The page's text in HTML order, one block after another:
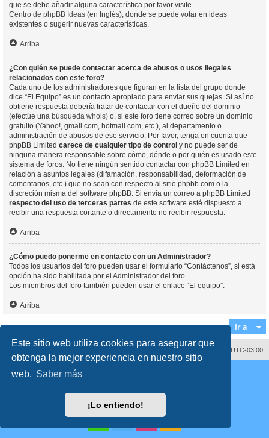
Este sitio web utiliza cookies para asegurar que
obtenga la mejor experiencia en nuestro sitio
web. Saber más
¡Lo entiendo!
que se debe añadir alguna característica por favor visite
Centro de phpBB Ideas (en Inglés), donde se puede votar en ideas
existentes o sugerir nuevas características.
Arriba
¿Con quién se puede contactar acerca de abusos o usos ilegales
relacionados con este foro?
Cada uno de los administradores que figuran en la lista del grupo donde
dice “El Equipo” es un contacto apropiado para enviar sus quejas. Si así no
obtiene respuesta debería tratar de contactar con el dueño del dominio
(efectúe una búsqueda whois) o, si este foro tiene correo sobre un dominio
gratuito (Yahoo!, gmail.com, hotmail.com, etc.), al departamento o
administración de abusos de ese servicio. Por favor, tenga en cuenta que
phpBB Limited carece de cualquier tipo de control y no puede ser de
ninguna manera responsable sobre cómo, dónde o por quién es usado este
sistema de foros. No tiene ningún sentido contactar con phpBB Limited en
relación a asuntos legales (difamación, responsabilidad, deformación de
comentarios, etc.) que no sean con respecto al sitio phpbb.com o la
discreción misma del software phpBB. Si envia un correo a phpBB Limited
respecto del uso de terceras partes de este software esté dispuesto a
recibir una respuesta cortante o directamente no recibir respuesta.
Arriba
¿Cómo puedo ponerme en contacto con un Administrador?
Todos los usuarios del foro pueden usar el formulario “Contáctenos”, si está
opción ha sido habilitada por el Administrador del foro.
Los miembros del foro también pueden usar el enlace “El equipo”.
Arriba
Ir a
Todos los horarios son UTC-03:00
Borrar cookies
Desarrollado por
® Forum Software © phpBB Limited
Traducción al español porphpBB España
Condiciones